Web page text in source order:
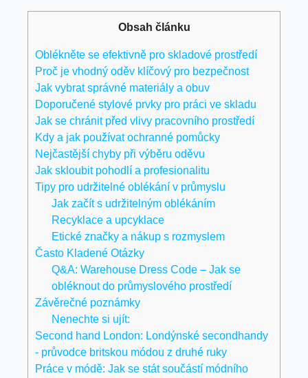
Obsah článku
Oblékněte se efektivně pro skladové prostředí
Proč je vhodný oděv klíčový pro bezpečnost
Jak vybrat správné materiály a obuv
Doporučené stylové prvky pro práci ve skladu
Jak se chránit před vlivy pracovního prostředí
Kdy a jak používat ochranné pomůcky
Nejčastější chyby při výběru oděvu
Jak skloubit pohodlí a profesionalitu
Tipy pro udržitelné oblékání v průmyslu
Jak začít s udržitelným oblékáním
Recyklace a upcyklace
Etické značky a nákup s rozmyslem
Často Kladené Otázky
Q&A: Warehouse Dress Code – Jak se
obléknout do průmyslového prostředí
Závěrečné poznámky
Nenechte si ujít:
Second hand London: Londýnské secondhandy
- průvodce britskou módou z druhé ruky
Práce v módě: Jak se stát součástí módního